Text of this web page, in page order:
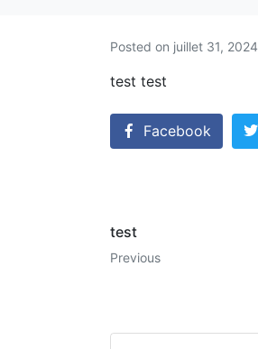
Posted on juillet 31, 2024
test test
Facebook
test
Previous